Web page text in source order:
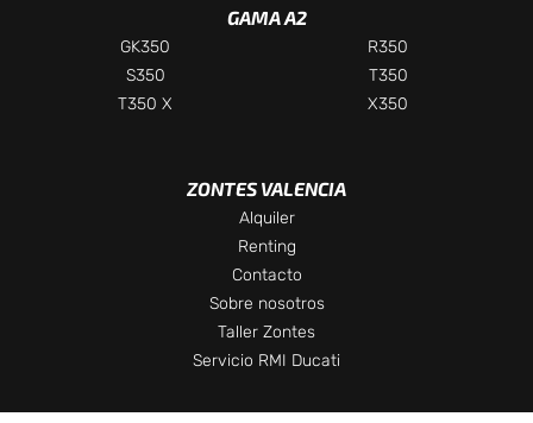
Selecciona el departamento
Te responderemos lo antes posible
Servicio técnico
Recambios
GAMA A2
GK350
R350
S350
T350
T350 X
X350
ZONTES VALENCIA
Alquiler
Renting
Contacto
Sobre nosotros
Taller Zontes
Servicio RMI Ducati